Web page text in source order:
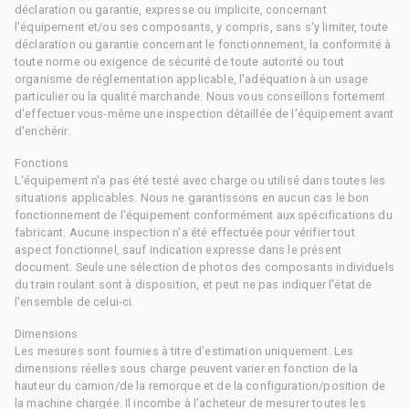
déclaration ou garantie, expresse ou implicite, concernant
l'équipement et/ou ses composants, y compris, sans s'y limiter, toute
déclaration ou garantie concernant le fonctionnement, la conformité à
toute norme ou exigence de sécurité de toute autorité ou tout
organisme de réglementation applicable, l'adéquation à un usage
particulier ou la qualité marchande. Nous vous conseillons fortement
d'effectuer vous-même une inspection détaillée de l'équipement avant
d'enchérir.
Fonctions
L'équipement n'a pas été testé avec charge ou utilisé dans toutes les
situations applicables. Nous ne garantissons en aucun cas le bon
fonctionnement de l'équipement conformément aux spécifications du
fabricant. Aucune inspection n'a été effectuée pour vérifier tout
aspect fonctionnel, sauf indication expresse dans le présent
document. Seule une sélection de photos des composants individuels
du train roulant sont à disposition, et peut ne pas indiquer l'état de
l'ensemble de celui-ci.
Dimensions
Les mesures sont fournies à titre d'estimation uniquement. Les
dimensions réelles sous charge peuvent varier en fonction de la
hauteur du camion/de la remorque et de la configuration/position de
la machine chargée. Il incombe à l'acheteur de mesurer toutes les